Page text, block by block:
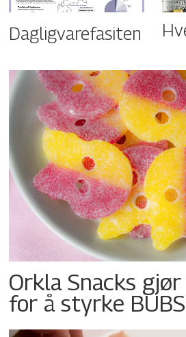
Dagligvarefasiten
Orkla Snacks
for å styrke BUBS